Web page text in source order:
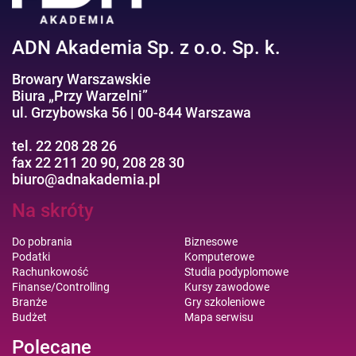
ADN Akademia Sp. z o.o. Sp. k.
Browary Warszawskie
Biura „Przy Warzelni”
ul. Grzybowska 56 | 00-844 Warszawa
tel. 22 208 28 26
fax 22 211 20 90, 208 28 30
biuro@adnakademia.pl
Na skróty
Do pobrania
Podatki
Rachunkowość
Finanse/Controlling
Branże
Budżet
Biznesowe
Komputerowe
Studia podyplomowe
Kursy zawodowe
Gry szkoleniowe
Mapa serwisu
Polecane